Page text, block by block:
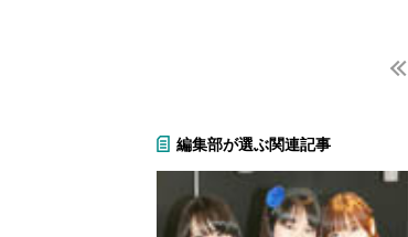
編集部が選ぶ関連記事